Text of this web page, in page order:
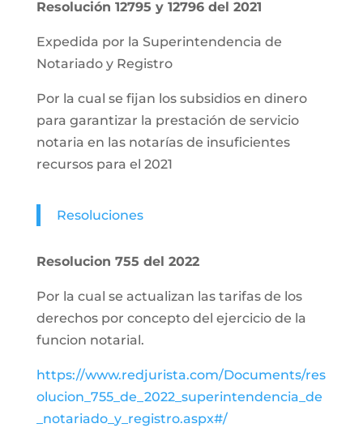
Resolución 12795 y 12796 del 2021
Expedida por la Superintendencia de
Notariado y Registro
Por la cual se fijan los subsidios en dinero
para garantizar la prestación de servicio
notaria en las notarías de insuficientes
recursos para el 2021
Resoluciones
Resolucion 755 del 2022
Por la cual se actualizan las tarifas de los
derechos por concepto del ejercicio de la
funcion notarial.
https://www.redjurista.com/Documents/res
olucion_755_de_2022_superintendencia_de
_notariado_y_registro.aspx#/